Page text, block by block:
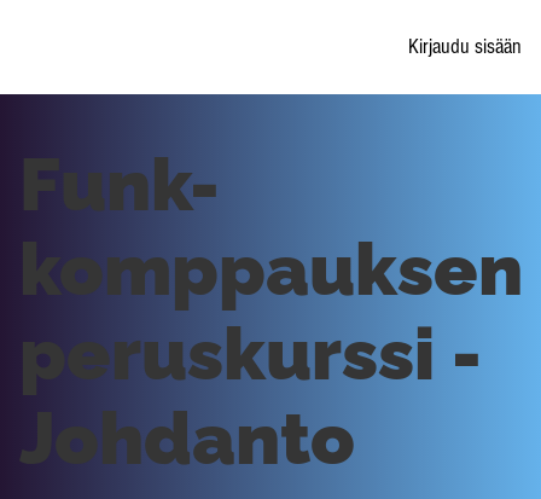
Kirjaudu sisään
Funk-
komppauksen
peruskurssi -
Johdanto